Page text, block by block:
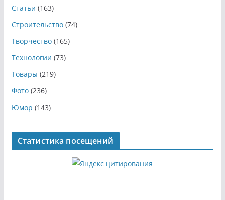
Статьи (163)
Строительство(74)
Творчество(165)
Технологии (73)
Товары (219)
Фото(236)
Юмор (143)
Статистика посещений